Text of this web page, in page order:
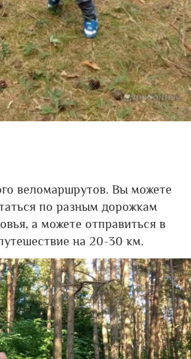
веломаршрутов. Вы можете
по разным дорожкам
а можете отправиться в
на 20-30 км.